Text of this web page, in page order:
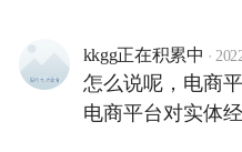
kkgg正在积累中 ·
怎么说呢，电商
电商平台对实体